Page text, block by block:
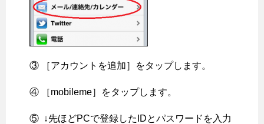
③ ［アカウントを追加］をタップします。
④ ［mobileme］をタップします。
⑤ ↓先ほどPCで登録したIDとパスワードを入力